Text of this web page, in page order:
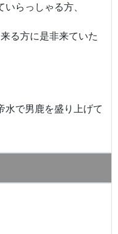
らっしゃる方、
る方に是非来ていた
水で男鹿を盛り上げて